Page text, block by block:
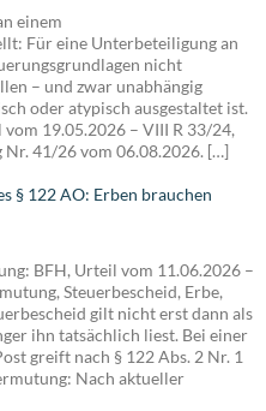
einem
Für eine Unterbeteiligung an
nicht
– und zwar unabhängig
oder atypisch ausgestaltet ist.
19.05.2026 – VIII R 33/24,
41/26 vom 06.08.2026. […]
§ 122 AO: Erben brauchen
BFH, Urteil vom 11.06.2026 –
Steuerbescheid, Erbe,
gilt nicht erst dann als
ihn tatsächlich liest. Bei einer
greift nach § 122 Abs. 2 Nr. 1
Nach aktueller